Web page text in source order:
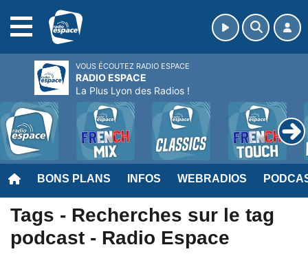
BONS PLANS INFOS WEBRADIOS
Tags - Recherches sur le tag
podcast - Radio Espace
VOUS ÉCOUTEZ RADIO ESPACE
RADIO ESPACE
La Plus Lyon des Radios !